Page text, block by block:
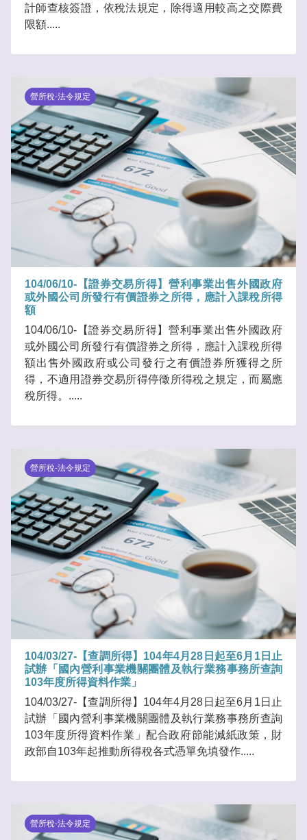
計師查核簽證，依稅法規定，除得適用較高之交際費
限額.....
營所稅-法令規定
104/06/10-【證券交易所得】營利事業出售外國政府
或外國公司所發行有價證券之所得，應計入課稅所得
額
104/06/10-【證券交易所得】營利事業出售外國政府
或外國公司所發行有價證券之所得，應計入課稅所得
額出售外國政府或公司發行之有價證券所獲得之所
得，不適用證券交易所得停徵所得稅之規定，而屬應
稅所得。.....
營所稅-法令規定
104/03/27-【查調所得】104年4月28日起至6月1日止
試辦「國內營利事業機關團體及執行業務事務所查詢
103年度所得資料作業」
104/03/27-【查調所得】104年4月28日起至6月1日止
試辦「國內營利事業機關團體及執行業務事務所查詢
103年度所得資料作業」配合政府節能減紙政策，財
政部自103年起推動所得稅各式憑單免填發作.....
營所稅-法令規定